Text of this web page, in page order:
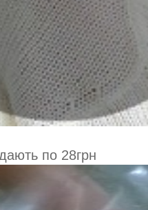
по 28грн